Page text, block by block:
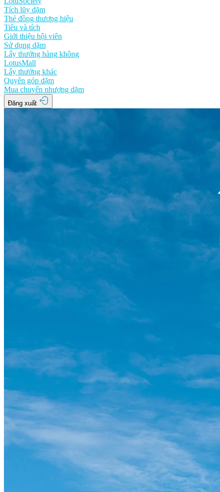
Tích lũy dặm
Thẻ đồng thương hiệu
Tiêu và tích
Giới thiệu hội viên
Sử dụng dặm
Lấy thưởng hàng không
LotusMall
Lấy thưởng khác
Quyên góp dặm
Mua chuyển nhượng dặm
Đăng xuất